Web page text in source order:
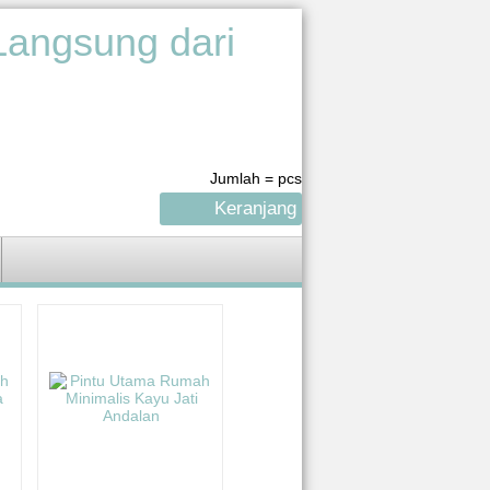
Jumlah = pcs
Keranjang